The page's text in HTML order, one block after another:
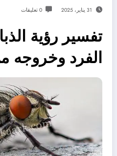
31 يناير، 2025 0 تعليقات
تفسير رؤية
الفرد وخروجه